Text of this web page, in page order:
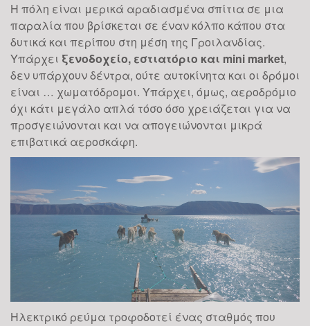
Η πόλη είναι μερικά αραδιασμένα σπίτια σε μια
παραλία που βρίσκεται σε έναν κόλπο κάπου στα
δυτικά και περίπου στη μέση της Γροιλανδίας.
Υπάρχει ξενοδοχείο, εστιατόριο και mini market,
δεν υπάρχουν δέντρα, ούτε αυτοκίνητα και οι δρόμοι
είναι … χωματόδρομοι. Υπάρχει, όμως, αεροδρόμιο
όχι κάτι μεγάλο απλά τόσο όσο χρειάζεται για να
προσγειώνονται και να απογειώνονται μικρά
επιβατικά αεροσκάφη.
Ηλεκτρικό ρεύμα τροφοδοτεί ένας σταθμός που